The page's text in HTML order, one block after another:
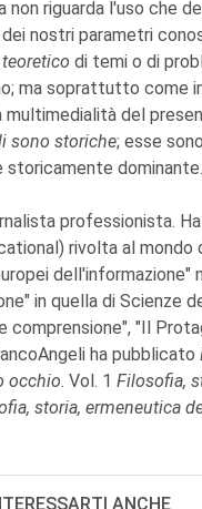
non riguarda l'uso che
nostri parametri
teoretico di temi o di
ma soprattutto come
multimedialità del
sono storiche; esse
dominante.
professionista.
rivolta al mondo
in quella di Scienze
comprensione", "Il
ha pubblicato
occhio. Vol. 1 Filosofia,
storia, ermeneutica
ANCHE